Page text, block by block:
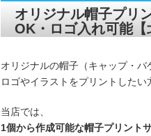
オリジナル帽子プリ
OK・ロゴ入れ可能【
オリジナルの帽子（キャップ・バ
ロゴやイラストをプリントしたい
当店では、
1個から作成可能な帽子プリント